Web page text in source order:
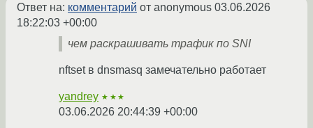
Ответ на: комментарий от anonymous 03.06.2026
18:22:03 +00:00
чем раскрашивать трафик по SNI
nftset в dnsmasq замечательно работает
yandrey ★★★
03.06.2026 20:44:39 +00:00